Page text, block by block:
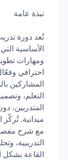
نبذة عامة
الأساسية
ومهارات
احترافي
المشاركين
التعلم،
المتدربين،
ميدانية.
مع شرح مفصل
التدريبية،
القاعة بشكل